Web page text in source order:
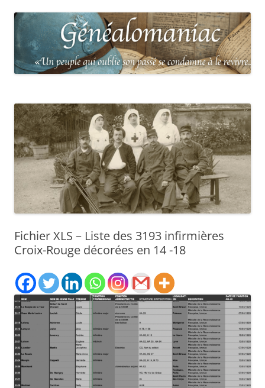
Fichier XLS – Liste des 3193 infirmières
Croix-Rouge décorées en 14 -18